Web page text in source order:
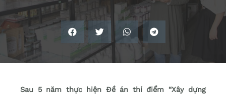
Sau 5 năm thực hiện Đề án thí điểm “Xây dựng